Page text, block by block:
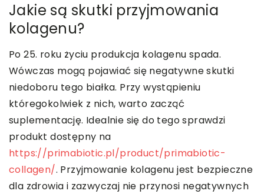
Jakie są skutki przyjmowania
kolagenu?
Po 25. roku życiu produkcja kolagenu spada.
Wówczas mogą pojawiać się negatywne skutki
niedoboru tego białka. Przy wystąpieniu
któregokolwiek z nich, warto zacząć
suplementację. Idealnie się do tego sprawdzi
produkt dostępny na
https://primabiotic.pl/product/primabiotic-
collagen/. Przyjmowanie kolagenu jest bezpieczne
dla zdrowia i zazwyczaj nie przynosi negatywnych